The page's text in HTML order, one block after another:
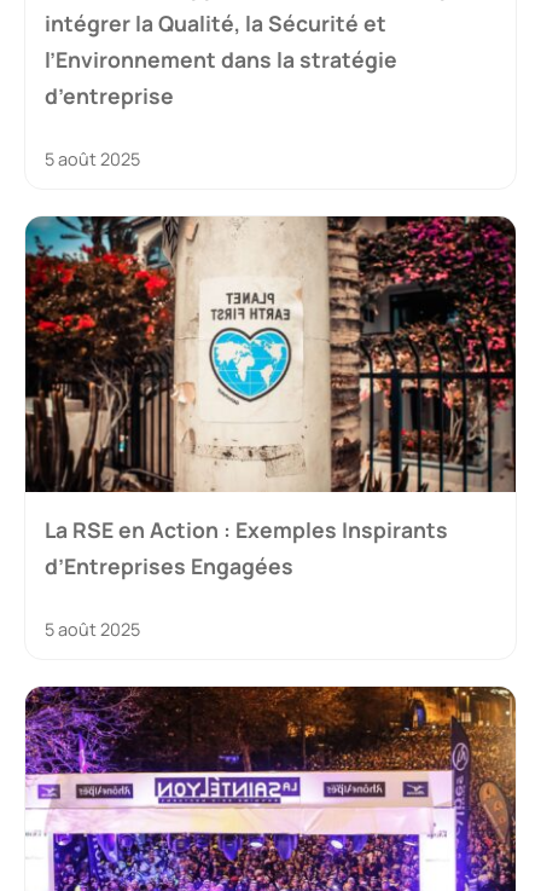
intégrer la Qualité, la Sécurité et
l’Environnement dans la stratégie
d’entreprise
5 août 2025
La RSE en Action : Exemples Inspirants
d’Entreprises Engagées
5 août 2025